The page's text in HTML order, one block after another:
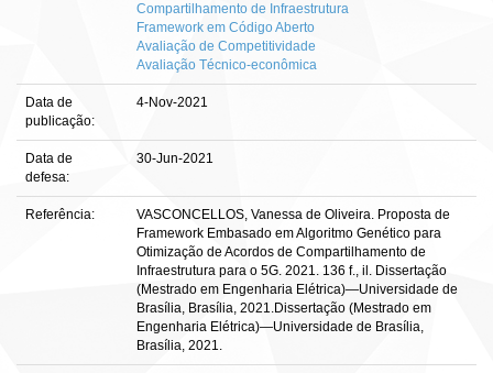
Compartilhamento de Infraestrutura
Framework em Código Aberto
Avaliação de Competitividade
Avaliação Técnico-econômica
Data de
publicação:
4-Nov-2021
Data de
defesa:
30-Jun-2021
Referência:
VASCONCELLOS, Vanessa de Oliveira. Proposta de
Framework Embasado em Algoritmo Genético para
Otimização de Acordos de Compartilhamento de
Infraestrutura para o 5G. 2021. 136 f., il. Dissertação
(Mestrado em Engenharia Elétrica)—Universidade de
Brasília, Brasília, 2021.Dissertação (Mestrado em
Engenharia Elétrica)—Universidade de Brasília,
Brasília, 2021.